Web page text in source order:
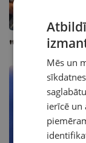
"Ķirsītis"
Mēs un
ierīcē un